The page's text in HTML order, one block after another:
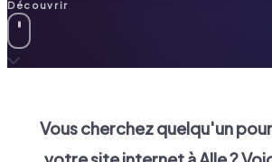
Découvrir
Vous cherchez quelqu'un